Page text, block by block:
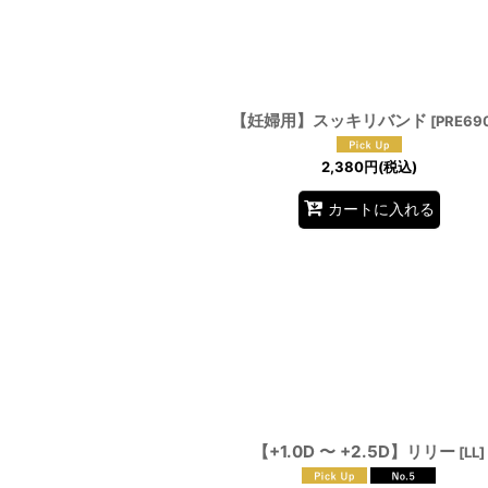
【妊婦用】スッキリバンド [
2,380円(税込)
カートに入れる
【+1.0D 〜 +2.5D】リリー [LL]